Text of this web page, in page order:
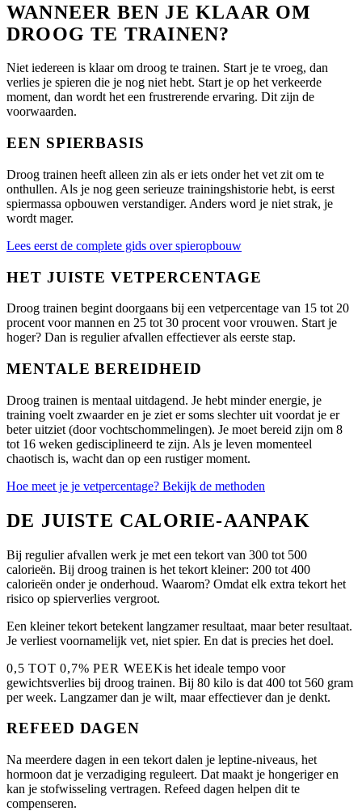
WANNEER BEN JE KLAAR OM
DROOG TE TRAINEN?
Niet iedereen is klaar om droog te trainen. Start je te vroeg, dan
verlies je spieren die je nog niet hebt. Start je op het verkeerde
moment, dan wordt het een frustrerende ervaring. Dit zijn de
voorwaarden.
EEN SPIERBASIS
Droog trainen heeft alleen zin als er iets onder het vet zit om te
onthullen. Als je nog geen serieuze trainingshistorie hebt, is eerst
spiermassa opbouwen verstandiger. Anders word je niet strak, je
wordt mager.
Lees eerst de complete gids over spieropbouw
HET JUISTE VETPERCENTAGE
Droog trainen begint doorgaans bij een vetpercentage van 15 tot 20
procent voor mannen en 25 tot 30 procent voor vrouwen. Start je
hoger? Dan is regulier afvallen effectiever als eerste stap.
MENTALE BEREIDHEID
Droog trainen is mentaal uitdagend. Je hebt minder energie, je
training voelt zwaarder en je ziet er soms slechter uit voordat je er
beter uitziet (door vochtschommelingen). Je moet bereid zijn om 8
tot 16 weken gedisciplineerd te zijn. Als je leven momenteel
chaotisch is, wacht dan op een rustiger moment.
Hoe meet je je vetpercentage? Bekijk de methoden
DE JUISTE CALORIE-AANPAK
Bij regulier afvallen werk je met een tekort van 300 tot 500
calorieën. Bij droog trainen is het tekort kleiner: 200 tot 400
calorieën onder je onderhoud. Waarom? Omdat elk extra tekort het
risico op spierverlies vergroot.
Een kleiner tekort betekent langzamer resultaat, maar beter resultaat.
Je verliest voornamelijk vet, niet spier. En dat is precies het doel.
0,5 TOT 0,7% PER WEEKis het ideale tempo voor
gewichtsverlies bij droog trainen. Bij 80 kilo is dat 400 tot 560 gram
per week. Langzamer dan je wilt, maar effectiever dan je denkt.
REFEED DAGEN
Na meerdere dagen in een tekort dalen je leptine-niveaus, het
hormoon dat je verzadiging reguleert. Dat maakt je hongeriger en
kan je stofwisseling vertragen. Refeed dagen helpen dit te
compenseren.